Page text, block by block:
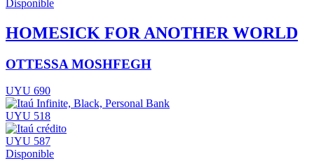
Disponible
HOMESICK FOR ANOTHER WORLD
OTTESSA MOSHFEGH
UYU 690
UYU 518
UYU 587
Disponible